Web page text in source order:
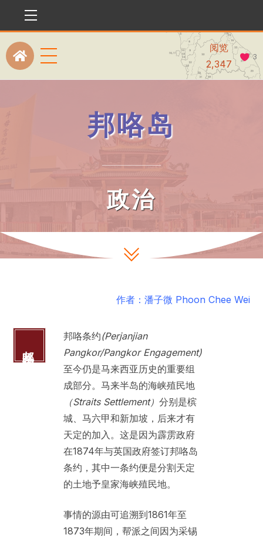
Menu
Icon
label
Menu
阅览
2,347
3
邦咯岛
政治
作者：潘子微 Phoon Chee Wei
邦咯条约(Perjanjian
Pangkor/Pangkor Engagement)
至今仍是马来西亚历史的重要组
成部分。马来半岛的海峡殖民地
（Straits Settlement） 分别是槟
城、马六甲和新加坡，后来才有
天定的加入。这是因为霹雳政府
在1874年与英国政府签订邦咯岛
条约，其中一条约便是分割天定
的土地予皇家海峡殖民地。
事情的源由可追溯到1861年至
1873年期间，帮派之间因为采锡